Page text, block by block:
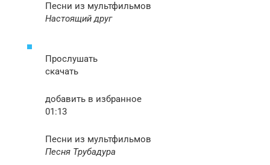
Песни из мультфильмов
Настоящий друг
Прослушать
скачать
добавить в избранное
01:13
Песни из мультфильмов
Песня Трубадура